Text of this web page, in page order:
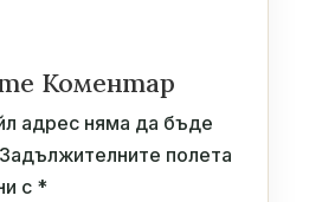
Коментар
адрес няма да бъде
Задължителните полета
с *